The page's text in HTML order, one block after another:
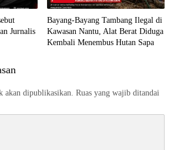
Jurnalis
Bayang-Bayang Tambang Ilegal di
Kawasan Nantu, Alat Berat Diduga
Kembali Menembus Hutan Sapa
akan dipublikasikan. Ruas yang wajib ditandai